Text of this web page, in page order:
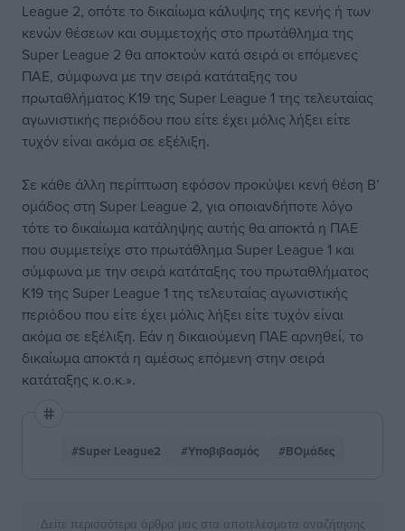
League 2, οπότε το δικαίωμα κάλυψης της κενής ή των
κενών θέσεων και συμμετοχής στο πρωτάθλημα της
Super League 2 θα αποκτούν κατά σειρά οι επόμενες
ΠΑΕ, σύμφωνα με την σειρά κατάταξης του
πρωταθλήματος Κ19 της Super League 1 της τελευταίας
αγωνιστικής περιόδου που είτε έχει μόλις λήξει είτε
τυχόν είναι ακόμα σε εξέλιξη.
Σε κάθε άλλη περίπτωση εφόσον προκύψει κενή θέση Β’
ομάδος στη Super League 2, για οποιανδήποτε λόγο
τότε το δικαίωμα κατάληψης αυτής θα αποκτά η ΠΑΕ
που συμμετείχε στο πρωτάθλημα Super League 1 και
σύμφωνα με την σειρά κατάταξης του πρωταθλήματος
Κ19 της Super League 1 της τελευταίας αγωνιστικής
περιόδου που είτε έχει μόλις λήξει είτε τυχόν είναι
ακόμα σε εξέλιξη. Εάν η δικαιούμενη ΠΑΕ αρνηθεί, το
δικαίωμα αποκτά η αμέσως επόμενη στην σειρά
κατάταξης κ.ο.κ.».
#Super League2 #Υποβιβασμός #ΒΟμάδες
Δείτε περισσότερα άρθρα μας στα αποτελέσματα αναζήτησης